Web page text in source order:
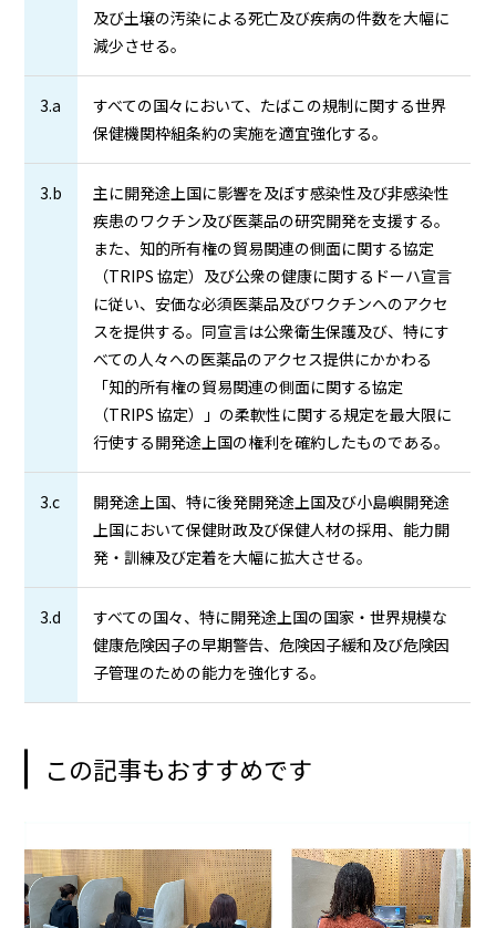
及び土壌の汚染による死亡及び疾病の件数を大幅に
減少させる。
3.a
すべての国々において、たばこの規制に関する世界
保健機関枠組条約の実施を適宜強化する。
3.b
主に開発途上国に影響を及ぼす感染性及び非感染性
疾患のワクチン及び医薬品の研究開発を支援する。
また、知的所有権の貿易関連の側面に関する協定
（TRIPS 協定）及び公衆の健康に関するドーハ宣言
に従い、安価な必須医薬品及びワクチンへのアクセ
スを提供する。同宣言は公衆衛生保護及び、特にす
べての人々への医薬品のアクセス提供にかかわる
「知的所有権の貿易関連の側面に関する協定
（TRIPS 協定）」の柔軟性に関する規定を最大限に
行使する開発途上国の権利を確約したものである。
3.c
開発途上国、特に後発開発途上国及び小島嶼開発途
上国において保健財政及び保健人材の採用、能力開
発・訓練及び定着を大幅に拡大させる。
3.d
すべての国々、特に開発途上国の国家・世界規模な
健康危険因子の早期警告、危険因子緩和及び危険因
子管理のための能力を強化する。
この記事もおすすめです